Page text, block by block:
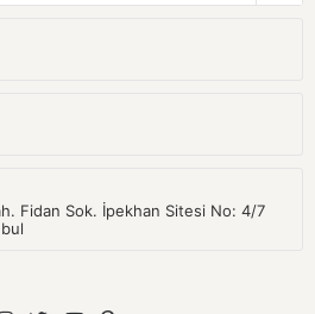
Fidan Sok. İpekhan Sitesi No: 4/7